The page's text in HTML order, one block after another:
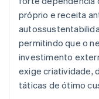
Um ano gratuito
dólares em
próprio e receita
permitindo que o
investimento
exige criatividade,
táticas de ótimo